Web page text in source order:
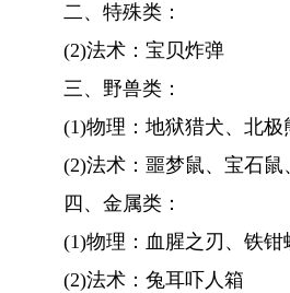
二、特殊类：
(2)法术：宝贝炸弹
三、野兽类：
(1)物理：地狱猎犬、北
(2)法术：噩梦鼠、宝石鼠
四、金属类：
(1)物理：血腥之刃、铁钳
(2)法术：兔耳吓人箱